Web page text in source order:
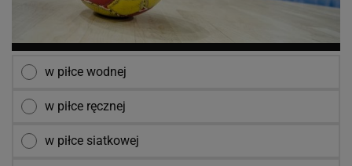
w piłce wodnej
w piłce ręcznej
w piłce siatkowej